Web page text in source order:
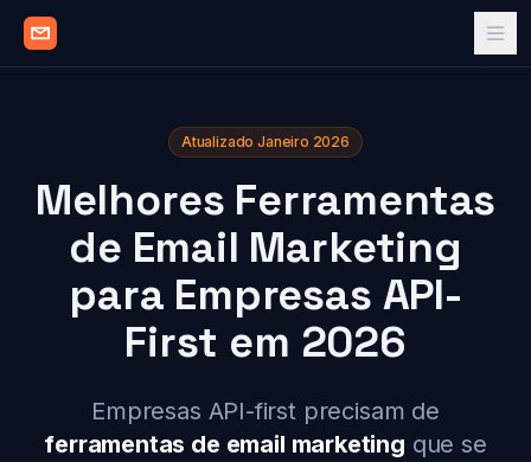
Atualizado Janeiro 2026
Melhores Ferramentas
de Email Marketing
para Empresas API-
First em 2026
Empresas API-first precisam de
ferramentas de email marketing que se